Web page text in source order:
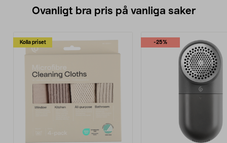
Ovanligt bra pris på vanliga saker
Kolla priset -25%